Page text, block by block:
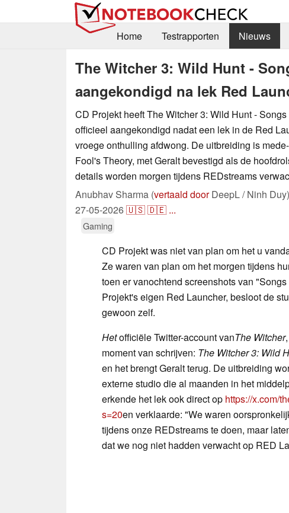
Home
Testrapporten Nieuws
The Witcher 3: Wild Hunt -
aangekondigd na lek Red
CD Projekt heeft The Witcher 3: Wild Hunt -
officieel aangekondigd nadat een lek in de Red
vroege onthulling afdwong. De uitbreiding is
Fool's Theory, met Geralt bevestigd als de
details worden morgen tijdens REDstreams
Anubhav Sharma (vertaald doorDeepL / Ninh
27-05-2026🇺🇸🇩🇪 ...
Gaming
CD Projekt was niet van plan om het u
Ze waren van plan om het morgen tijdens
toen er vanochtend screenshots van
Projekt's eigen Red Launcher, besloot de
gewoon zelf.
Hetofficiële Twitter-account vanThe Witcher,
moment van schrijven: The Witcher 3: Wild
en het brengt Geralt terug. De uitbreiding
externe studio die al maanden in het
erkende het lek ook direct op https://x.com/
s=20en verklaarde: "We waren
tijdens onze REDstreams te doen, maar
dat we nog niet hadden verwacht op RED